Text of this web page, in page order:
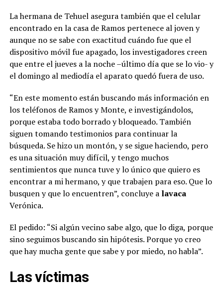
La hermana de Tehuel asegura también que el celular
encontrado en la casa de Ramos pertenece al joven y
aunque no se sabe con exactitud cuándo fue que el
dispositivo móvil fue apagado, los investigadores creen
que entre el jueves a la noche –último día que se lo vio- y
el domingo al mediodía el aparato quedó fuera de uso.
“En este momento están buscando más información en
los teléfonos de Ramos y Monte, e investigándolos,
porque estaba todo borrado y bloqueado. También
siguen tomando testimonios para continuar la
búsqueda. Se hizo un montón, y se sigue haciendo, pero
es una situación muy difícil, y tengo muchos
sentimientos que nunca tuve y lo único que quiero es
encontrar a mi hermano, y que trabajen para eso. Que lo
busquen y que lo encuentren”, concluye a lavaca
Verónica.
El pedido: “Si algún vecino sabe algo, que lo diga, porque
sino seguimos buscando sin hipótesis. Porque yo creo
que hay mucha gente que sabe y por miedo, no habla”.
Las víctimas